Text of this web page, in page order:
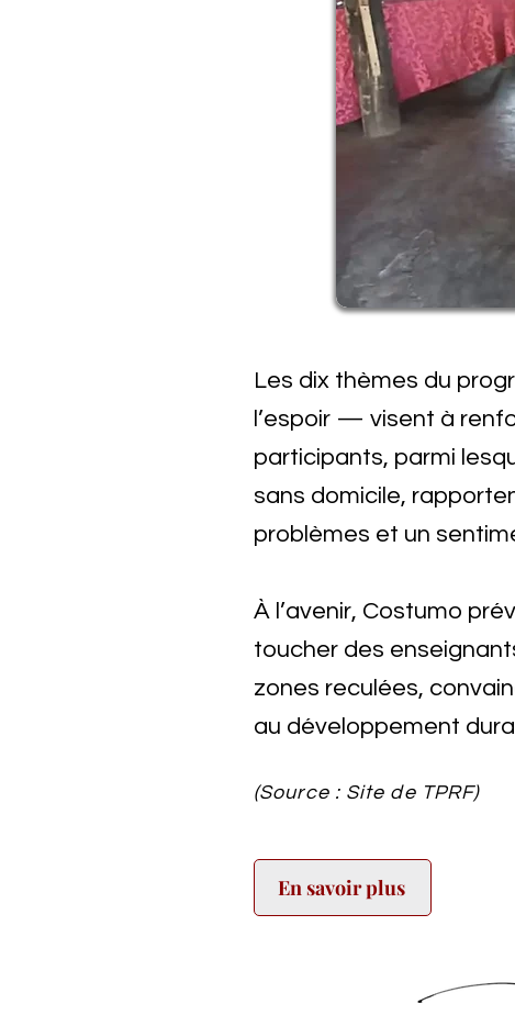
Les dix thèmes du
l’espoir — visent à
participants, parmi
sans domicile,
problèmes et un
À l’avenir, Costumo
toucher des
zones reculées,
au développement
(Source : Site de TPRF)
En savoir plus